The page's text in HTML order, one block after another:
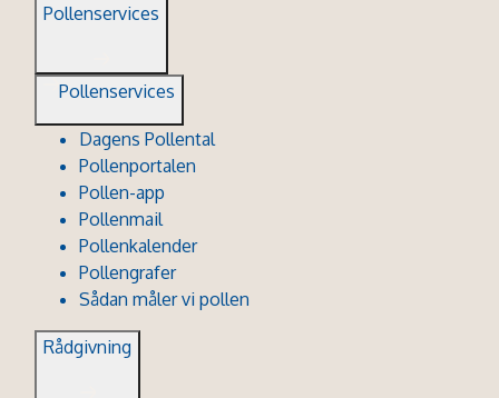
Pollenservices
Pollenservices
Dagens Pollental
Pollenportalen
Pollen-app
Pollenmail
Pollenkalender
Pollengrafer
Sådan måler vi pollen
Rådgivning